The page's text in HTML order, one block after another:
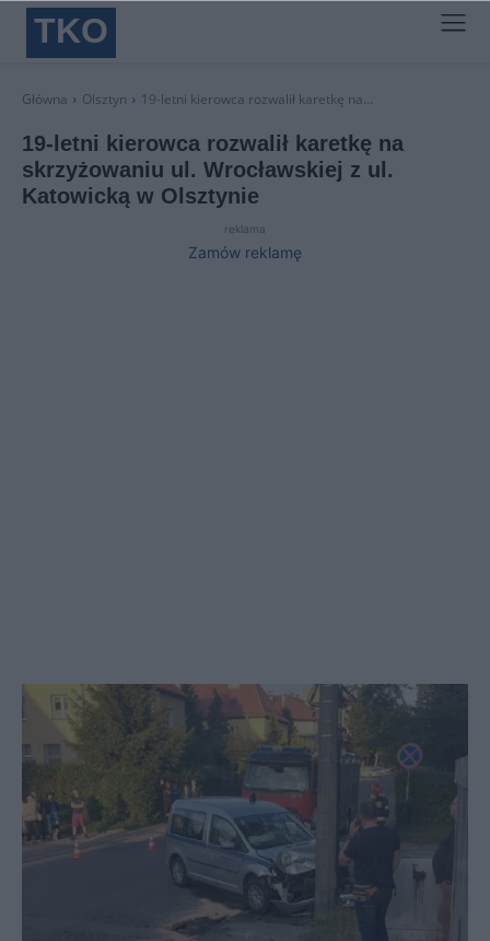
TKO
Główna Olsztyn 19-letni kierowca rozwalił karetkę na...
19-letni kierowca rozwalił karetkę na
skrzyżowaniu ul. Wrocławskiej z ul.
Katowicką w Olsztynie
reklama
Zamów reklamę